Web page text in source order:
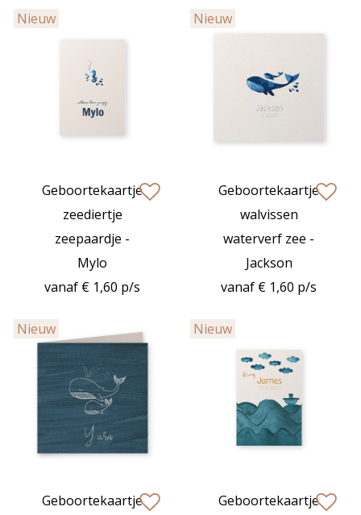
Nieuw
Geboortekaartje
zeediertje
zeepaardje -
Mylo
vanaf € 1,60 p/s
Nieuw
Geboortekaartje
walvissen
waterverf zee -
Jackson
vanaf € 1,60 p/s
Nieuw
Geboortekaartje
Nieuw
Geboortekaartje